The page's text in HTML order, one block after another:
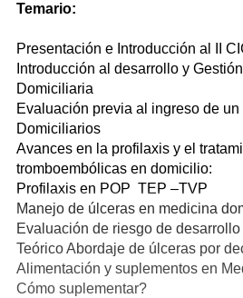
Temario:
Presentación e Introducción al II
Introducción al desarrollo y
Domiciliaria
Evaluación previa al ingreso de
Domiciliarios
Avances en la profilaxis y el
tromboembólicas en domicilio:
Profilaxis en POP TEP –TVP
Manejo de úlceras en medicina
Evaluación de riesgo de
Teórico Abordaje de úlceras por
Alimentación y suplementos en
Cómo suplementar?